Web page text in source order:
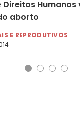
Direitos Humanos
aborto
E REPRODUTIVOS